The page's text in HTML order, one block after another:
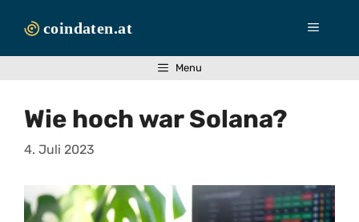
Inhalt
Menü
Menu
Wie hoch war Solana?
4. Juli 2023